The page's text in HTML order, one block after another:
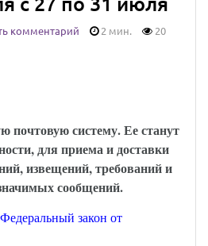
комментарий 2 мин. 20
почтовую систему. Ее станут
для приема и доставки
извещений, требований и
сообщений.
Федеральный закон от